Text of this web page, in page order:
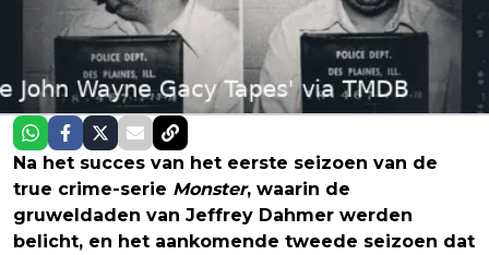
Na het succes van het eerste seizoen van de
true crime-serie Monster, waarin de
gruweldaden van Jeffrey Dahmer werden
belicht, en het aankomende tweede seizoen dat